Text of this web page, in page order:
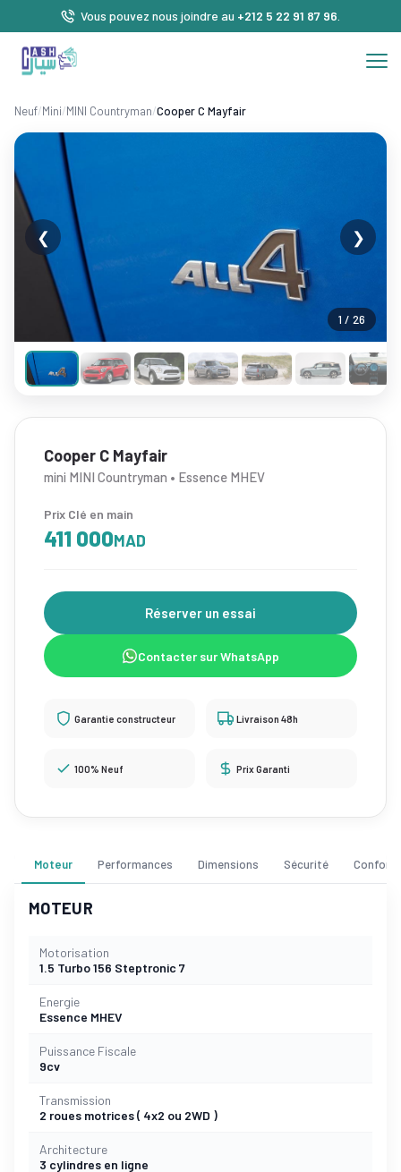
Vous pouvez nous joindre au +212 5 22 91 87 96
Neuf/Mini/MINI Countryman/Cooper C Mayfair
1 / 26
❮ ❯
Cooper C Mayfair
mini MINI Countryman • Essence MHEV
Prix Clé en main
411 000MAD
Réserver un essai
Contacter sur WhatsApp
Garantie constructeur Livraison 48h
100% Neuf Prix Garanti
Moteur Performances Dimensions Sécurité Confort
MOTEUR
Motorisation
1.5 Turbo 156 Steptronic 7
Energie
Essence MHEV
Puissance Fiscale
9cv
Transmission
2 roues motrices ( 4x2 ou 2WD )
Architecture
3 cylindres en ligne